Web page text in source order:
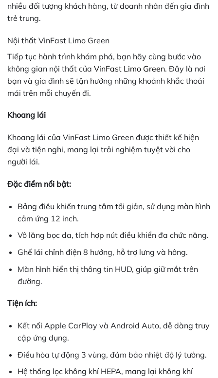
nhiều đối tượng khách hàng, từ doanh nhân đến gia đình
trẻ trung.
Nội thất VinFast Limo Green
Tiếp tục hành trình khám phá, bạn hãy cùng bước vào
không gian nội thất của VinFast Limo Green. Đây là nơi
bạn và gia đình sẽ tận hưởng những khoảnh khắc thoải
mái trên mỗi chuyến đi.
Khoang lái
Khoang lái của VinFast Limo Green được thiết kế hiện
đại và tiện nghi, mang lại trải nghiệm tuyệt vời cho
người lái.
Đặc điểm nổi bật:
Bảng điều khiển trung tâm tối giản, sử dụng màn hình
cảm ứng 12 inch.
Vô lăng bọc da, tích hợp nút điều khiển đa chức năng.
Ghế lái chỉnh điện 8 hướng, hỗ trợ lưng và hông.
Màn hình hiển thị thông tin HUD, giúp giữ mắt trên
đường.
Tiện ích:
Kết nối Apple CarPlay và Android Auto, dễ dàng truy
cập ứng dụng.
Điều hòa tự động 3 vùng, đảm bảo nhiệt độ lý tưởng.
Hệ thống lọc không khí HEPA, mang lại không khí